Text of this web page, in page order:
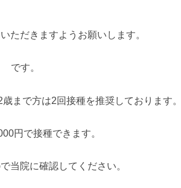
ただきますようお願いします。
す。
まで方は2回接種を推奨しております。
円で接種できます。
当院に確認してください。